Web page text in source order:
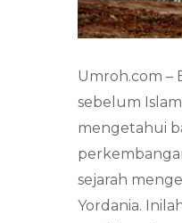
Umroh.com –
sebelum
mengetahui
sejarah
Yordania.